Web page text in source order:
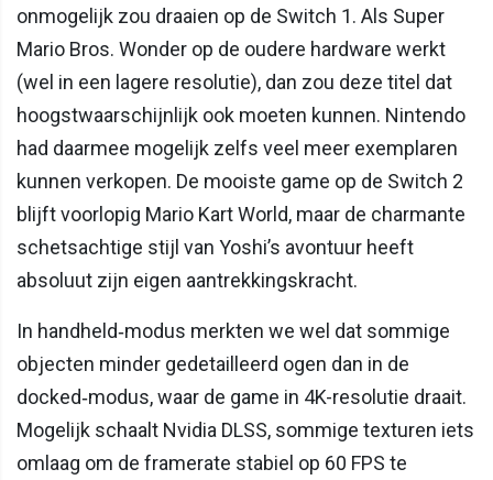
onmogelijk zou draaien op de Switch 1. Als Super
Mario Bros. Wonder op de oudere hardware werkt
(wel in een lagere resolutie), dan zou deze titel dat
hoogstwaarschijnlijk ook moeten kunnen. Nintendo
had daarmee mogelijk zelfs veel meer exemplaren
kunnen verkopen. De mooiste game op de Switch 2
blijft voorlopig Mario Kart World, maar de charmante
schetsachtige stijl van Yoshi’s avontuur heeft
absoluut zijn eigen aantrekkingskracht.
In handheld‑modus merkten we wel dat sommige
objecten minder gedetailleerd ogen dan in de
docked‑modus, waar de game in 4K-resolutie draait.
Mogelijk schaalt Nvidia DLSS, sommige texturen iets
omlaag om de framerate stabiel op 60 FPS te